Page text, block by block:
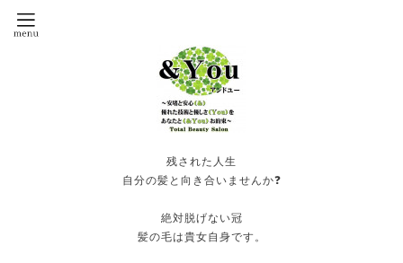
残された人生
自分の髪と向き合いませんか❓
絶対脱げない冠
髪の毛は貴女自身です。